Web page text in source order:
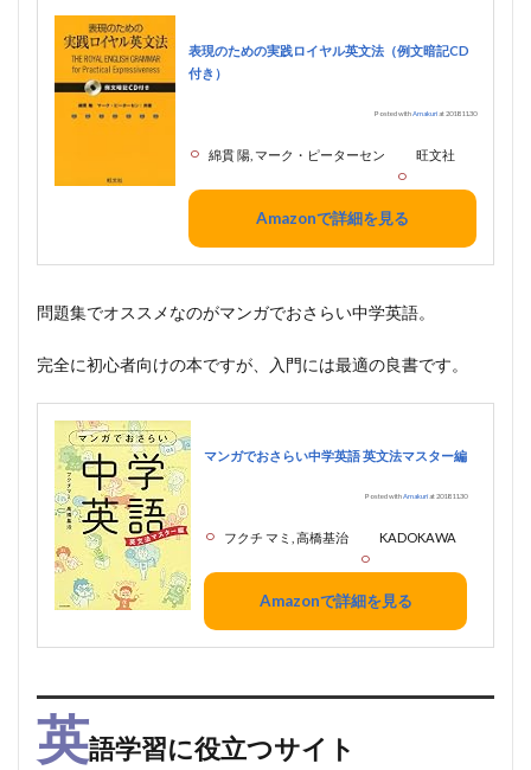
表現のための実践ロイヤル英文法（例文暗記CD
付き）
Posted withAmakuri at 2018.11.30
綿貫 陽, マーク・ピーターセン 旺文社
Amazonで詳細を見る
問題集でオススメなのがマンガでおさらい中学英語。
完全に初心者向けの本ですが、入門には最適の良書です。
マンガでおさらい中学英語 英文法マスター編
Posted withAmakuri at 2018.11.30
フクチ マミ, 高橋基治 KADOKAWA
Amazonで詳細を見る
英語学習に役立つサイト